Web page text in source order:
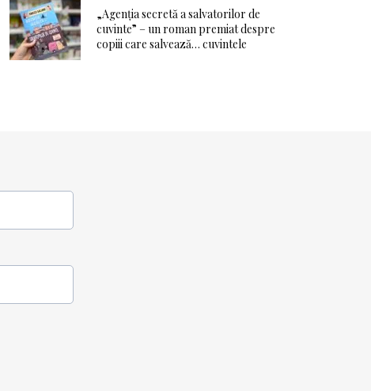
„Agenția secretă a salvatorilor de
cuvinte” – un roman premiat despre
copiii care salvează… cuvintele